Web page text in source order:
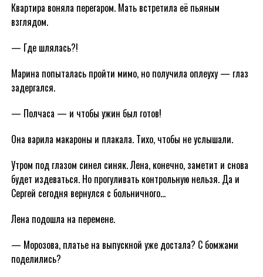
Квартира воняла перегаром. Мать встретила её пьяным
взглядом.
— Где шлялась?!
Марина попыталась пройти мимо, но получила оплеуху — глаз
задергался.
— Полчаса — и чтобы ужин был готов!
Она варила макароны и плакала. Тихо, чтобы не услышали.
Утром под глазом синел синяк. Лена, конечно, заметит и снова
будет издеваться. Но прогуливать контрольную нельзя. Да и
Сергей сегодня вернулся с больничного…
Лена подошла на перемене.
— Морозова, платье на выпускной уже достала? С бомжами
поделились?